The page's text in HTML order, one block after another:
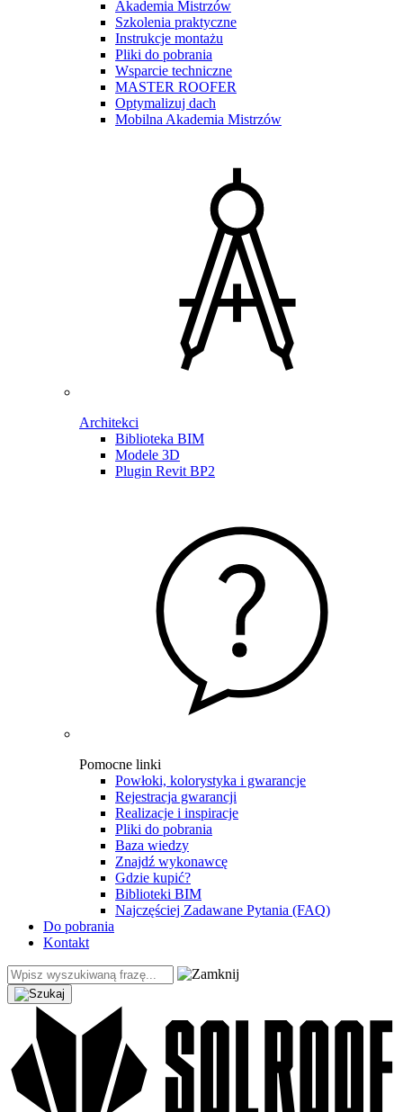
Akademia Mistrzów
Szkolenia praktyczne
Instrukcje montażu
Pliki do pobrania
Wsparcie techniczne
MASTER ROOFER
Optymalizuj dach
Mobilna Akademia Mistrzów
Architekci
Biblioteka BIM
Modele 3D
Plugin Revit BP2
Pomocne linki
Powłoki, kolorystyka i gwarancje
Rejestracja gwarancji
Realizacje i inspiracje
Pliki do pobrania
Baza wiedzy
Znajdź wykonawcę
Gdzie kupić?
Biblioteki BIM
Najczęściej Zadawane Pytania (FAQ)
Do pobrania
Kontakt